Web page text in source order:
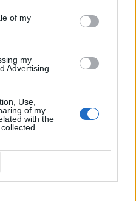
of my
my
Advertising.
Use,
of my
with the
è più
per non